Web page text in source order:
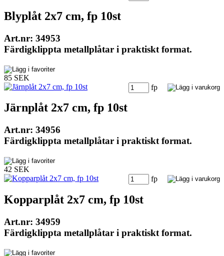
Blyplåt 2x7 cm, fp 10st
Art.nr: 34953
Färdigklippta metallplåtar i praktiskt format.
85 SEK
fp
Järnplåt 2x7 cm, fp 10st
Art.nr: 34956
Färdigklippta metallplåtar i praktiskt format.
42 SEK
fp
Kopparplåt 2x7 cm, fp 10st
Art.nr: 34959
Färdigklippta metallplåtar i praktiskt format.